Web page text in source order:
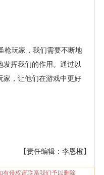
玩家，我们需要不断地
挥我们的作用。通过以
家，让他们在游戏中更好
【责任编辑：李恩橙】
有侵权请联系我们予以删除